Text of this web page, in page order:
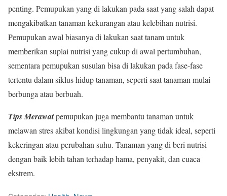
penting. Pemupukan yang di lakukan pada saat yang salah dapat
mengakibatkan tanaman kekurangan atau kelebihan nutrisi.
Pemupukan awal biasanya di lakukan saat tanam untuk
memberikan suplai nutrisi yang cukup di awal pertumbuhan,
sementara pemupukan susulan bisa di lakukan pada fase-fase
tertentu dalam siklus hidup tanaman, seperti saat tanaman mulai
berbunga atau berbuah.
Tips Merawatpemupukan juga membantu tanaman untuk
melawan stres akibat kondisi lingkungan yang tidak ideal, seperti
kekeringan atau perubahan suhu. Tanaman yang di beri nutrisi
dengan baik lebih tahan terhadap hama, penyakit, dan cuaca
ekstrem.